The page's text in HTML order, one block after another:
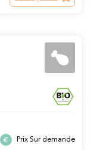
Prix Sur demande